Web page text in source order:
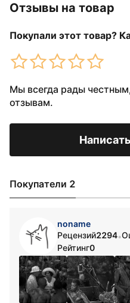
Отзывы на товар
Покупали этот товар?
Мы всегда рады
отзывам.
Покупатели 2
noname
Рецензий2294•
Рейтинг0